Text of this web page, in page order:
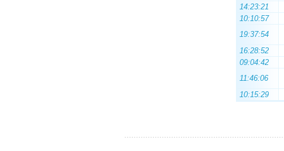
14:23:21
10:10:57
19:37:54
16:28:52
09:04:42
11:46:06
10:15:29